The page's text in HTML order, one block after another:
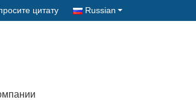
цитату Russian